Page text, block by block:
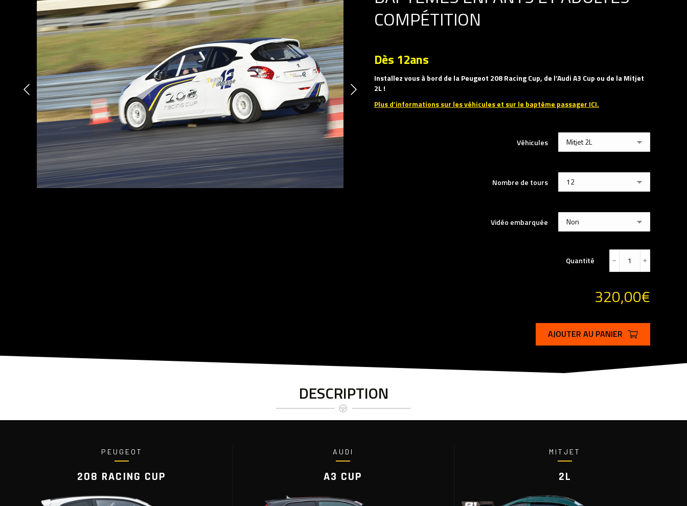
COMPÉTITION
Dès 12ans
Installez vous à bord de la Peugeot 208 Racing Cup, de l’Audi A3 Cup ou de la Mitjet
2L !
Plus d’informations sur les véhicules et sur le baptême passager ICI.
Véhicules
Nombre de tours
Vidéo embarquée
Quantité ﹣ ﹢
320,00€
AJOUTER AU PANIER
DESCRIPTION
PEUGEOT
208 RACING CUP
AUDI
A3 CUP
MITJET
2L